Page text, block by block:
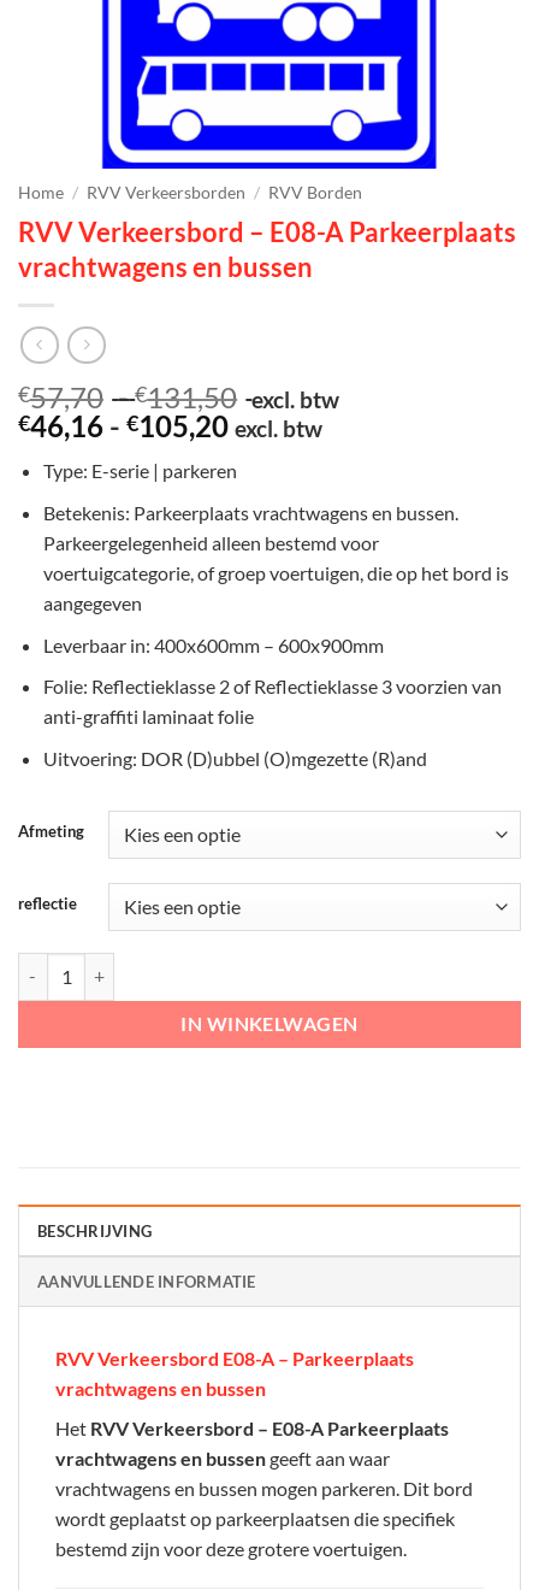
Home / RVV Verkeersborden / RVV Borden
RVV Verkeersbord – E08-A Parkeerplaats
vrachtwagens en bussen
€57,70 - €131,50 Prijsklasse:
€57,70
excl. btw
€46,16 - €105,20Prijsklasse:
tot
€105,20
excl. btw
Type: E-serie | parkeren
Betekenis: Parkeerplaats vrachtwagens en bussen.
Parkeergelegenheid alleen bestemd voor
voertuigcategorie, of groep voertuigen, die op het bord is
aangegeven
Leverbaar in: 400x600mm – 600x900mm
Folie: Reflectieklasse 2 of Reflectieklasse 3 voorzien van
anti-graffiti laminaat folie
Uitvoering: DOR (D)ubbel (O)mgezette (R)and
Afmeting
reflectie
IN WINKELWAGEN
BESCHRIJVING
AANVULLENDE INFORMATIE
RVV Verkeersbord E08-A – Parkeerplaats
vrachtwagens en bussen
Het RVV Verkeersbord – E08-A Parkeerplaats
vrachtwagens en bussengeeft aan waar
vrachtwagens en bussen mogen parkeren. Dit bord
wordt geplaatst op parkeerplaatsen die specifiek
bestemd zijn voor deze grotere voertuigen.